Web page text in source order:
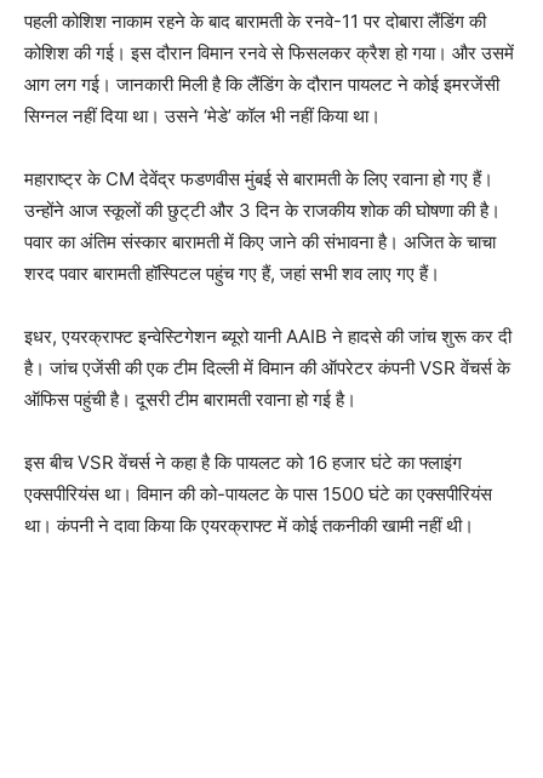
पहली कोशिश नाकाम रहने के बाद बारामती के रनवे-11 पर दोबारा लैंडिंग की
कोशिश की गई। इस दौरान विमान रनवे से फिसलकर क्रैश हो गया। और उसमें
आग लग गई। जानकारी मिली है कि लैंडिंग के दौरान पायलट ने कोई इमरजेंसी
सिग्नल नहीं दिया था। उसने ‘मेडे’ कॉल भी नहीं किया था।
महाराष्ट्र के CM देवेंद्र फडणवीस मुंबई से बारामती के लिए रवाना हो गए हैं।
उन्होंने आज स्कूलों की छुट्‌टी और 3 दिन के राजकीय शोक की घोषणा की है।
पवार का अंतिम संस्कार बारामती में किए जाने की संभावना है। अजित के चाचा
शरद पवार बारामती हॉस्पिटल पहुंच गए हैं, जहां सभी शव लाए गए हैं।
इधर, एयरक्राफ्ट इन्वेस्टिगेशन ब्यूरो यानी AAIB ने हादसे की जांच शुरू कर दी
है। जांच एजेंसी की एक टीम दिल्ली में विमान की ऑपरेटर कंपनी VSR वेंचर्स के
ऑफिस पहुंची है। दूसरी टीम बारामती रवाना हो गई है।
इस बीच VSR वेंचर्स ने कहा है कि पायलट को 16 हजार घंटे का फ्लाइंग
एक्सपीरियंस था। विमान की को-पायलट के पास 1500 घंटे का एक्सपीरियंस
था। कंपनी ने दावा किया कि एयरक्राफ्ट में कोई तकनीकी खामी नहीं थी।